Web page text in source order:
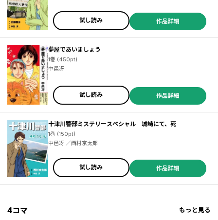
試し読み 作品詳細
夢屋であいましょう
1巻 (450pt)
中邑冴
試し読み 作品詳細
十津川警部ミステリースペシャル 城崎にて、死
1巻 (150pt)
中邑冴 ／西村京太郎
試し読み 作品詳細
4コマ もっと見る